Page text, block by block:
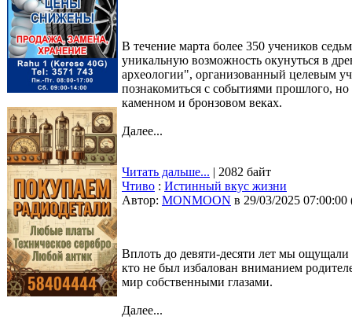
В течение марта более 350 учеников
уникальную возможность окунуться в
археологии", организованный целевым
познакомиться с событиями прошлого,
каменном и бронзовом веках.
Далее...
Читать дальше... | 2082 байт
Чтиво : Истинный вкус жизни
Автор: MONMOON в 29/03/2025 07:00:00
Вплоть до девяти-десяти лет мы
кто не был избалован вниманием
мир собственными глазами.
Далее...